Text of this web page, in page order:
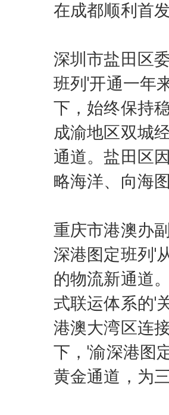
在成都顺利首
深圳市盐田区
班列'开通一年
下，始终保持
成渝地区双城
通道。盐田区
略海洋、向海
重庆市港澳办
深港图定班列'
的物流新通道
式联运体系的'
港澳大湾区连
下，'渝深港图
黄金通道，为